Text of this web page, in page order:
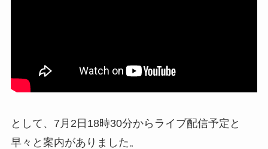
として、7月2日18時30分からライブ配信予定と
早々と案内がありました。